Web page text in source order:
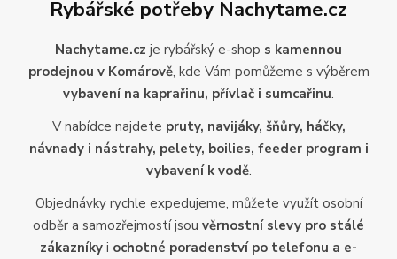
Rybářské potřeby Nachytame.cz
Nachytame.cz je rybářský e-shop s kamennou
prodejnou v Komárově, kde Vám pomůžeme s výběrem
vybavení na kaprařinu, přívlač i sumcařinu.
V nabídce najdete pruty, navijáky, šňůry, háčky,
návnady i nástrahy, pelety, boilies, feeder program i
vybavení k vodě.
Objednávky rychle expedujeme, můžete využít osobní
odběr a samozřejmostí jsou věrnostní slevy pro stálé
zákazníky i ochotné poradenství po telefonu a e-